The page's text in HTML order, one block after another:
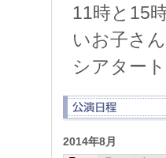
11時と15
いお子さん
シアター
2014年8月